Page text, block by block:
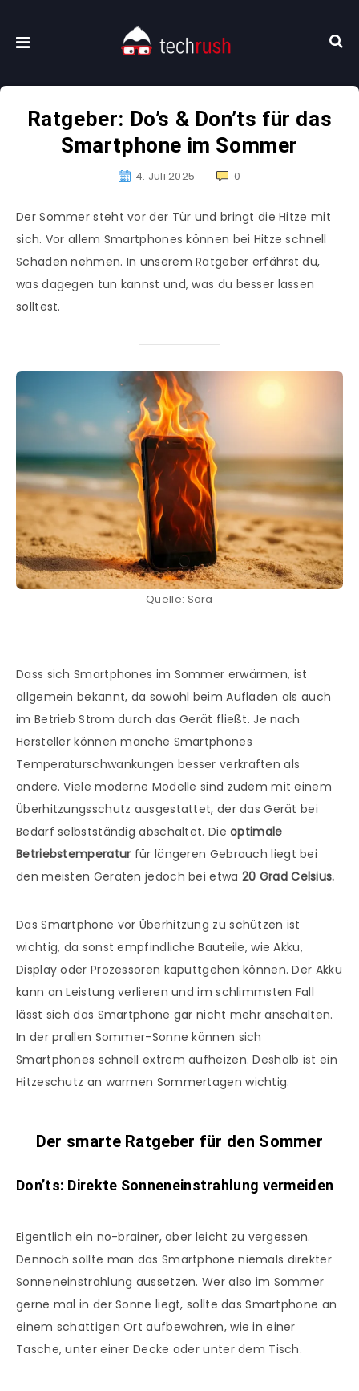
Ratgeber: Do’s & Don’ts für das
Smartphone im Sommer
4. Juli 2025 0
Der Sommer steht vor der Tür und bringt die Hitze mit
sich. Vor allem Smartphones können bei Hitze schnell
Schaden nehmen. In unserem Ratgeber erfährst du,
was dagegen tun kannst und, was du besser lassen
solltest.
Quelle: Sora
Dass sich Smartphones im Sommer erwärmen, ist
allgemein bekannt, da sowohl beim Aufladen als auch
im Betrieb Strom durch das Gerät fließt. Je nach
Hersteller können manche Smartphones
Temperaturschwankungen besser verkraften als
andere. Viele moderne Modelle sind zudem mit einem
Überhitzungsschutz ausgestattet, der das Gerät bei
Bedarf selbstständig abschaltet. Dieoptimale
Betriebstemperatur für längeren Gebrauch liegt bei
den meisten Geräten jedoch bei etwa 20 Grad Celsius.
Das Smartphone vor Überhitzung zu schützen ist
wichtig, da sonst empfindliche Bauteile, wie Akku,
Display oder Prozessoren kaputtgehen können. Der Akku
kann an Leistung verlieren und im schlimmsten Fall
lässt sich das Smartphone gar nicht mehr anschalten.
In der prallen Sommer-Sonne können sich
Smartphones schnell extrem aufheizen. Deshalb ist ein
Hitzeschutz an warmen Sommertagen wichtig.
Der smarte Ratgeber für den Sommer
Don’ts: Direkte Sonneneinstrahlung vermeiden
Eigentlich ein no-brainer, aber leicht zu vergessen.
Dennoch sollte man das Smartphone niemals direkter
Sonneneinstrahlung aussetzen. Wer also im Sommer
gerne mal in der Sonne liegt, sollte das Smartphone an
einem schattigen Ort aufbewahren, wie in einer
Tasche, unter einer Decke oder unter dem Tisch.